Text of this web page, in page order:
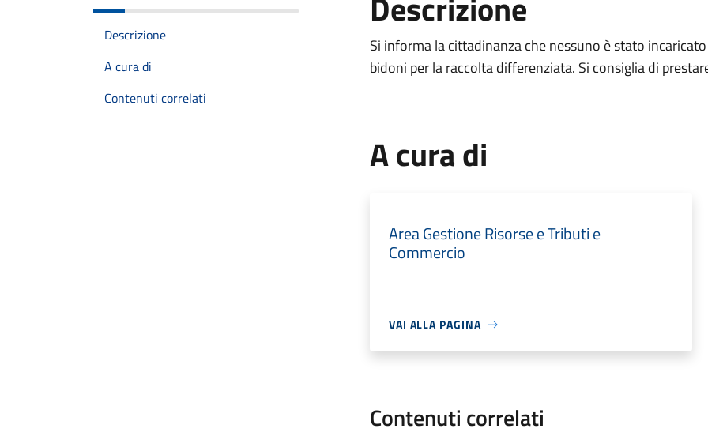
Descrizione
A cura di
Contenuti correlati
Si informa la cittadinanza che nessuno è stato
bidoni per la raccolta differenziata. Si consiglia di
A cura di
Area Gestione Risorse e Tributi e
Commercio
VAI ALLA PAGINA
Contenuti correlati